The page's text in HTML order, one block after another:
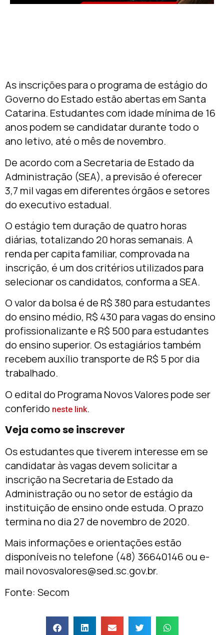
As inscrições para o programa de estágio do
Governo do Estado estão abertas em Santa
Catarina. Estudantes com idade mínima de 16
anos podem se candidatar durante todo o
ano letivo, até o mês de novembro.
De acordo com a Secretaria de Estado da
Administração (SEA), a previsão é oferecer
3,7 mil vagas em diferentes órgãos e setores
do executivo estadual.
O estágio tem duração de quatro horas
diárias, totalizando 20 horas semanais. A
renda per capita familiar, comprovada na
inscrição, é um dos critérios utilizados para
selecionar os candidatos, conforma a SEA.
O valor da bolsa é de R$ 380 para estudantes
do ensino médio, R$ 430 para vagas do ensino
profissionalizante e R$ 500 para estudantes
do ensino superior. Os estagiários também
recebem auxílio transporte de R$ 5 por dia
trabalhado.
O edital do Programa Novos Valores pode ser
conferido neste link.
Veja como se inscrever
Os estudantes que tiverem interesse em se
candidatar às vagas devem solicitar a
inscrição na Secretaria de Estado da
Administração ou no setor de estágio da
instituição de ensino onde estuda. O prazo
termina no dia 27 de novembro de 2020.
Mais informações e orientações estão
disponíveis no telefone (48) 36640146 ou e-
mail novosvalores@sed.sc.gov.br.
Fonte: Secom